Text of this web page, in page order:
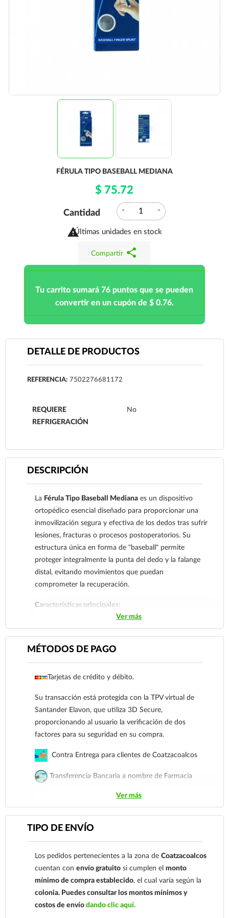
FÉRULA TIPO BASEBALL MEDIANA
$ 75.72
Cantidad expand_more expand_less

Últimas unidades en stock
Compartir share
Tu carrito sumará 76 puntos que se pueden
convertir en un cupón de $ 0.76.
DETALLE DE PRODUCTOS
REFERENCIA: 7502276681172
REQUIERE
REFRIGERACIÓN
No
DESCRIPCIÓN
La Férula Tipo Baseball Mediana es un dispositivo
ortopédico esencial diseñado para proporcionar una
inmovilización segura y efectiva de los dedos tras sufrir
lesiones, fracturas o procesos postoperatorios. Su
estructura única en forma de "baseball" permite
proteger integralmente la punta del dedo y la falange
distal, evitando movimientos que puedan
comprometer la recuperación.
Características principales:
maleable de calibre ligero que permite un ajuste
personalizado a la anatomía del usuario, garantizando
firmeza sin añadir peso excesivo.
Acolchado de confort: Cuenta con un forro interior de
de la piel, absorbe la humedad y ofrece una
experiencia de uso prolongado mucho más cómoda.
Diseño protector:Su forma envolvente protege el
dedo contra impactos accidentales y mantiene la
articulación en la posición terapéutica correcta.
Fácil aplicación:
Sus brazos laterales se moldean con
facilidad para asegurar la férula de forma firme sin
Lesiones de ligamentos o tendones (como el dedo en
martillo).
Esguinces y luxaciones de los dedos.
Protección post-quirúrgica para asegurar una
alineación óptima durante la cicatrización.
Esta férula en tamañomedianoes ideal para adultos
con complexión media, ofreciendo el equilibrio
Ver más
MÉTODOS DE PAGO
Tarjetas de crédito y débito.
Su transacción está protegida con la TPV virtual de
Santander Elavon, que utiliza 3D Secure,
proporcionando al usuario la verificación de dos
factores para su seguridad en su compra.
Contra Entrega para clientes de Coatzacoalcos
Transferencia Bancaria a nombre de Farmacia
cuenta: Clave: 014854655008143954
Para esta forma de pago el cliente deberá enviar su
comprobante de pago a al siguiente correo
nuestro
921 261 8491
Ver más
TIPO DE ENVÍO
Los pedidos pertenecientes a la zona deCoatzacoalcos
cuentan conenvío gratuito si cumplen elmonto
mínimo de compra establecido, el cual varía según la
colonia. Puedes consultar los montos mínimos y
costos de envíodando clic aquí.